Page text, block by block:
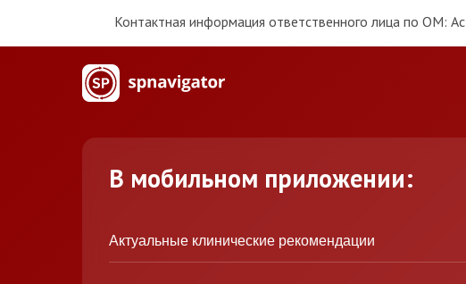
Контактная информация ответственного лица по ОМ:
В мобильном приложении:
Актуальные клинические рекомендации